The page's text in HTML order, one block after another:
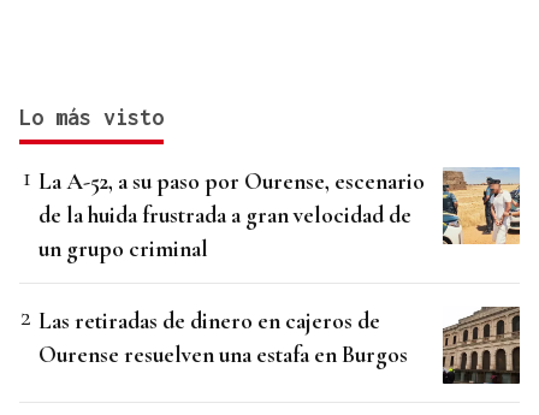
Lo más visto
La A-52, a su paso por Ourense, escenario
de la huida frustrada a gran velocidad de
un grupo criminal
Las retiradas de dinero en cajeros de
Ourense resuelven una estafa en Burgos